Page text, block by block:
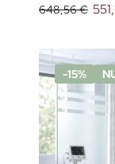
648,56 €
-15%